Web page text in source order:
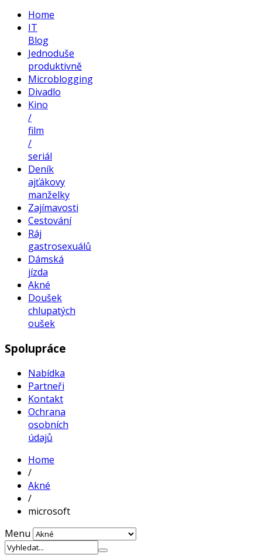
Home
IT
Blog
Jednoduše
produktivně
Microblogging
Divadlo
Kino
/
film
/
seriál
Deník
ajťákovy
manželky
Zajímavosti
Cestování
Ráj
gastrosexuálů
Dámská
jízda
Akné
Doušek
chlupatých
oušek
Spolupráce
Nabídka
Partneři
Kontakt
Ochrana
osobních
údajů
Home
/
Akné
/
microsoft
Menu